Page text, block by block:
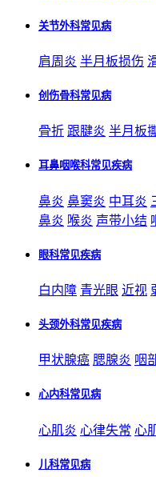
关节外科常见病
肩周炎 半月板损伤
创伤骨科常见病
骨折 跟腱炎 半月板
耳鼻咽喉科常见疾病
鼻炎 鼻窦炎 中耳炎
鼻炎 喉炎 声带小结
眼科常见疾病
白内障 青光眼 近视
头颈外科常见疾病
甲状腺癌 腮腺炎 咽
心内科常见病
心肌炎 心律失常 心
儿科常见病